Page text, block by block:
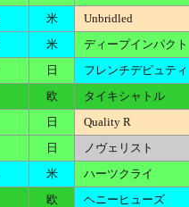
米 Unbridled
米 ディープインパクト
日 フレンチデピュティ
欧 タイキシャトル
日 Quality R
日 ノヴェリスト
米 ハーツクライ
欧 ヘニーヒューズ